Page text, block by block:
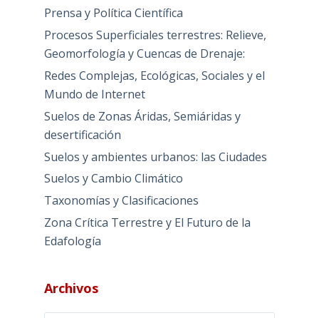
Prensa y Política Científica
Procesos Superficiales terrestres: Relieve,
Geomorfología y Cuencas de Drenaje:
Redes Complejas, Ecológicas, Sociales y el
Mundo de Internet
Suelos de Zonas Áridas, Semiáridas y
desertificación
Suelos y ambientes urbanos: las Ciudades
Suelos y Cambio Climático
Taxonomías y Clasificaciones
Zona Crítica Terrestre y El Futuro de la
Edafología
Archivos